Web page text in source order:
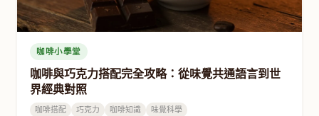
咖啡小學堂
咖啡與巧克力搭配完全攻略：從味覺共通語言到世
界經典對照
咖啡搭配 巧克力 咖啡知識 味覺科學